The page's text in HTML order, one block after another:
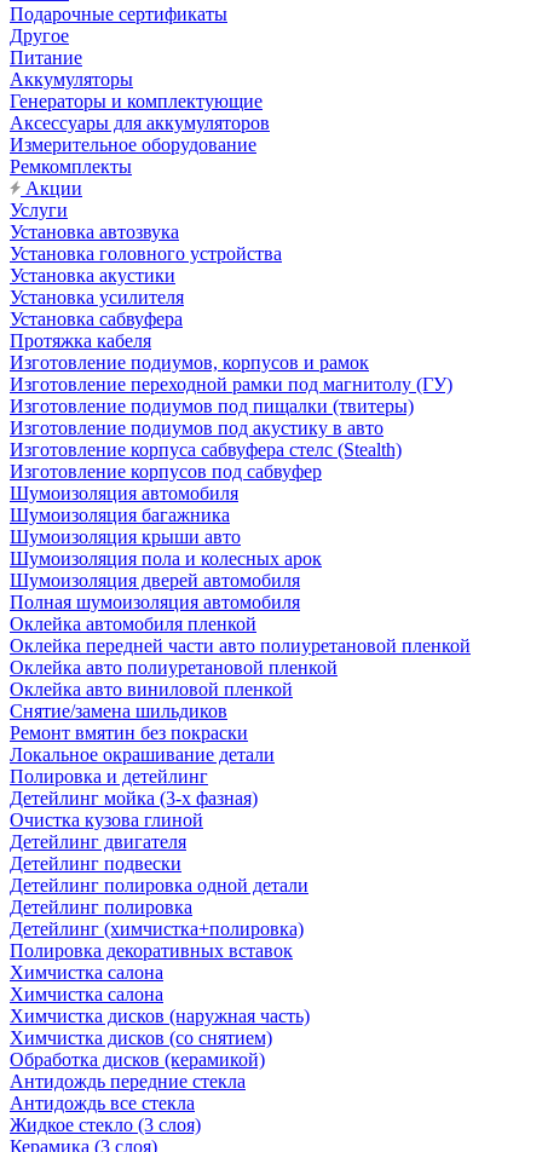
Подарочные сертификаты
Другое
Питание
Аккумуляторы
Генераторы и комплектующие
Аксессуары для аккумуляторов
Измерительное оборудование
Ремкомплекты
Акции
Услуги
Установка автозвука
Установка головного устройства
Установка акустики
Установка усилителя
Установка сабвуфера
Протяжка кабеля
Изготовление подиумов, корпусов и рамок
Изготовление переходной рамки под магнитолу (ГУ)
Изготовление подиумов под пищалки (твитеры)
Изготовление подиумов под акустику в авто
Изготовление корпуса сабвуфера стелс (Stealth)
Изготовление корпусов под сабвуфер
Шумоизоляция автомобиля
Шумоизоляция багажника
Шумоизоляция крыши авто
Шумоизоляция пола и колесных арок
Шумоизоляция дверей автомобиля
Полная шумоизоляция автомобиля
Оклейка автомобиля пленкой
Оклейка передней части авто полиуретановой пленкой
Оклейка авто полиуретановой пленкой
Оклейка авто виниловой пленкой
Снятие/замена шильдиков
Ремонт вмятин без покраски
Локальное окрашивание детали
Полировка и детейлинг
Детейлинг мойка (3-х фазная)
Очистка кузова глиной
Детейлинг двигателя
Детейлинг подвески
Детейлинг полировка одной детали
Детейлинг полировка
Детейлинг (химчистка+полировка)
Полировка декоративных вставок
Химчистка салона
Химчистка салона
Химчистка дисков (наружная часть)
Химчистка дисков (со снятием)
Обработка дисков (керамикой)
Антидождь передние стекла
Антидождь все стекла
Жидкое стекло (3 слоя)
Керамика (3 слоя)